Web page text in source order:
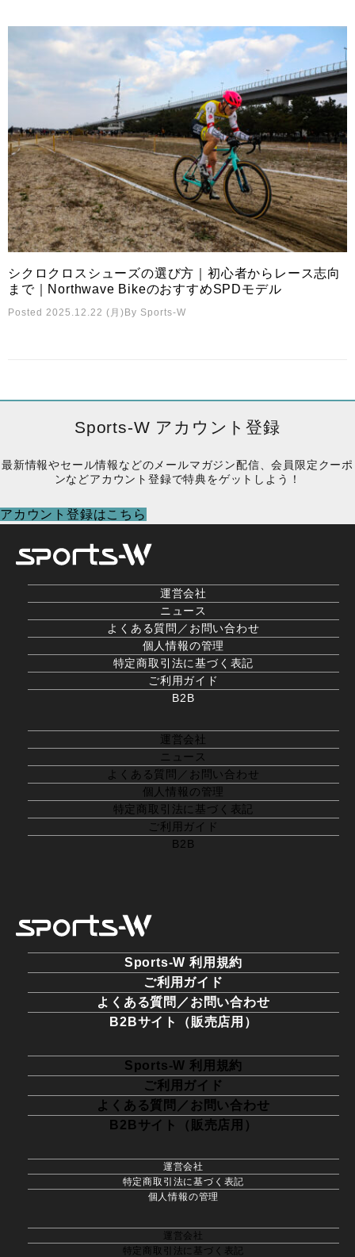
シクロクロスシューズの選び方｜初心者からレース志向
まで｜Northwave BikeのおすすめSPDモデル
Posted 2025.12.22 (月) By Sports-W
Sports-W アカウント登録
最新情報やセール情報などのメールマガジン配信、会員限定クーポ
ンなどアカウント登録で特典をゲットしよう！
アカウント登録はこちら
運営会社
ニュース
よくある質問／お問い合わせ
個人情報の管理
特定商取引法に基づく表記
ご利用ガイド
B2B
運営会社
ニュース
よくある質問／お問い合わせ
個人情報の管理
特定商取引法に基づく表記
ご利用ガイド
B2B
Sports-W 利用規約
ご利用ガイド
よくある質問／お問い合わせ
B2Bサイト（販売店用）
Sports-W 利用規約
ご利用ガイド
よくある質問／お問い合わせ
B2Bサイト（販売店用）
運営会社
特定商取引法に基づく表記
個人情報の管理
運営会社
特定商取引法に基づく表記